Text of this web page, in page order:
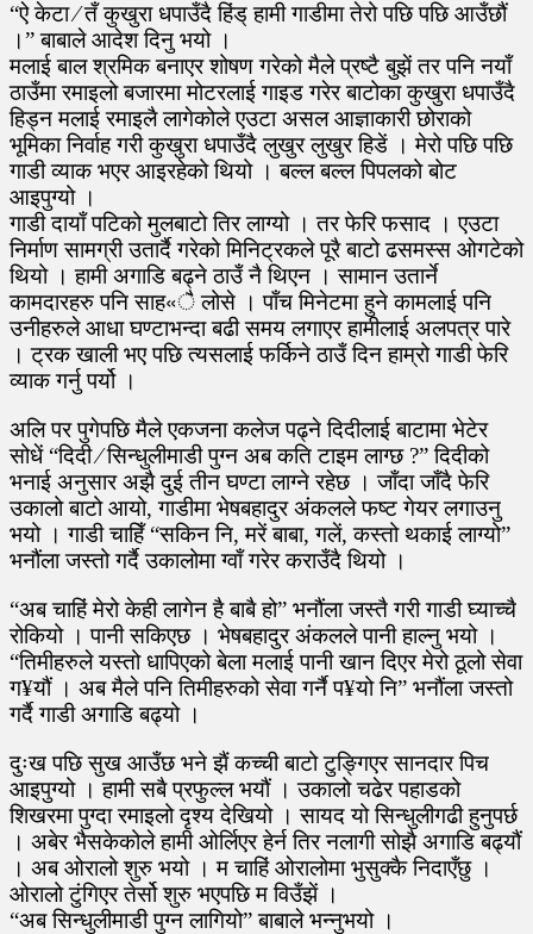
“ऐ केटा ∕ तँ कुखुरा धपाउँदै हिंड् हामी गाडीमा तेरो पछि पछि आउँछौं
।” बाबाले आदेश दिनु भयो ।
मलाई बाल श्रमिक बनाएर शोषण गरेको मैले प्रष्टै बुझें तर पनि नयाँ
ठाउँमा रमाइलो बजारमा मोटरलाई गाइड गरेर बाटोका कुखुरा धपाउँदै
हिड्न मलाई रमाइलै लागेकोले एउटा असल आज्ञाकारी छोराको
भूमिका निर्वाह गरी कुखुरा धपाउँदै लुखुर लुखुर हिडें । मेरो पछि पछि
गाडी व्याक भएर आइरहेको थियो । बल्ल बल्ल पिपलको बोट
आइपुग्यो ।
गाडी दायाँ पटिको मुलबाटो तिर लाग्यो । तर फेरि फसाद । एउटा
निर्माण सामग्री उतार्दै गरेको मिनिट्रकले पूरै बाटो ढसमस्स ओगटेको
थियो । हामी अगाडि बढ्ने ठाउँ नै थिएन । सामान उतार्ने
कामदारहरु पनि साह«ै लोसे । पाँच मिनेटमा हुने कामलाई पनि
उनीहरुले आधा घण्टाभन्दा बढी समय लगाएर हामीलाई अलपत्र पारे
। ट्रक खाली भए पछि त्यसलाई फर्किने ठाउँ दिन हाम्रो गाडी फेरि
व्याक गर्नु पर्यो ।
अलि पर पुगेपछि मैले एकजना कलेज पढ्ने दिदीलाई बाटामा भेटेर
सोधें “दिदी ∕ सिन्धुलीमाडी पुग्न अब कति टाइम लाग्छ ?” दिदीको
भनाई अनुसार अझै दुई तीन घण्टा लाग्ने रहेछ । जाँदा जाँदै फेरि
उकालो बाटो आयो, गाडीमा भेषबहादुर अंकलले फष्ट गेयर लगाउनु
भयो । गाडी चाहिँ “सकिन नि, मरें बाबा, गलें, कस्तो थकाई लाग्यो”
भनौंला जस्तो गर्दै उकालोमा ग्वाँ गरेर कराउँदै थियो ।
“अब चाहिं मेरो केही लागेन है बाबै हो” भनौंला जस्तै गरी गाडी घ्याच्चै
रोकियो । पानी सकिएछ । भेषबहादुर अंकलले पानी हाल्नु भयो ।
“तिमीहरुले यस्तो धापिएको बेला मलाई पानी खान दिएर मेरो ठूलो सेवा
ग¥यौं । अब मैले पनि तिमीहरुको सेवा गर्नै प¥यो नि” भनौंला जस्तो
गर्दै गाडी अगाडि बढ्यो ।
दुःख पछि सुख आउँछ भने झैं कच्ची बाटो टुङ्गिएर सानदार पिच
आइपुग्यो । हामी सबै प्रफुल्ल भयौं । उकालो चढेर पहाडको
शिखरमा पुग्दा रमाइलो दृश्य देखियो । सायद यो सिन्धुलीगढी हुनुपर्छ
। अबेर भैसकेकोले हामी ओर्लिएर हेर्न तिर नलागी सोझै अगाडि बढ्यौं
। अब ओरालो शुरु भयो । म चाहिं ओरालोमा भुसुक्कै निदाएँछु ।
ओरालो टुंगिएर तेर्सो शुरु भएपछि म विउँझें ।
“अब सिन्धुलीमाडी पुग्न लागियो” बाबाले भन्नुभयो ।